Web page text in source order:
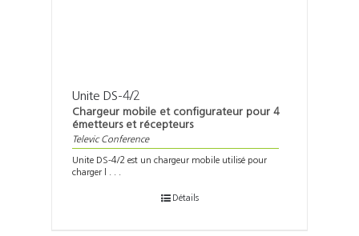
Unite DS-4/2
Chargeur mobile et configurateur pour 4
émetteurs et récepteurs
Televic Conference
Unite DS-4/2 est un chargeur mobile utilisé pour
charger l . . .
Détails